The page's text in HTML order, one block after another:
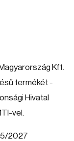
Kft.
termékét -
Hivatal
vel.
2027